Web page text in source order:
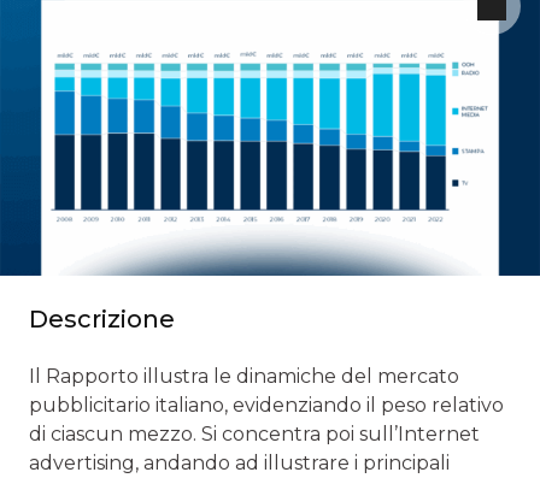
Descrizione
Il Rapporto illustra le dinamiche del mercato
pubblicitario italiano, evidenziando il peso relativo
di ciascun mezzo. Si concentra poi sull’Internet
advertising, andando ad illustrare i principali